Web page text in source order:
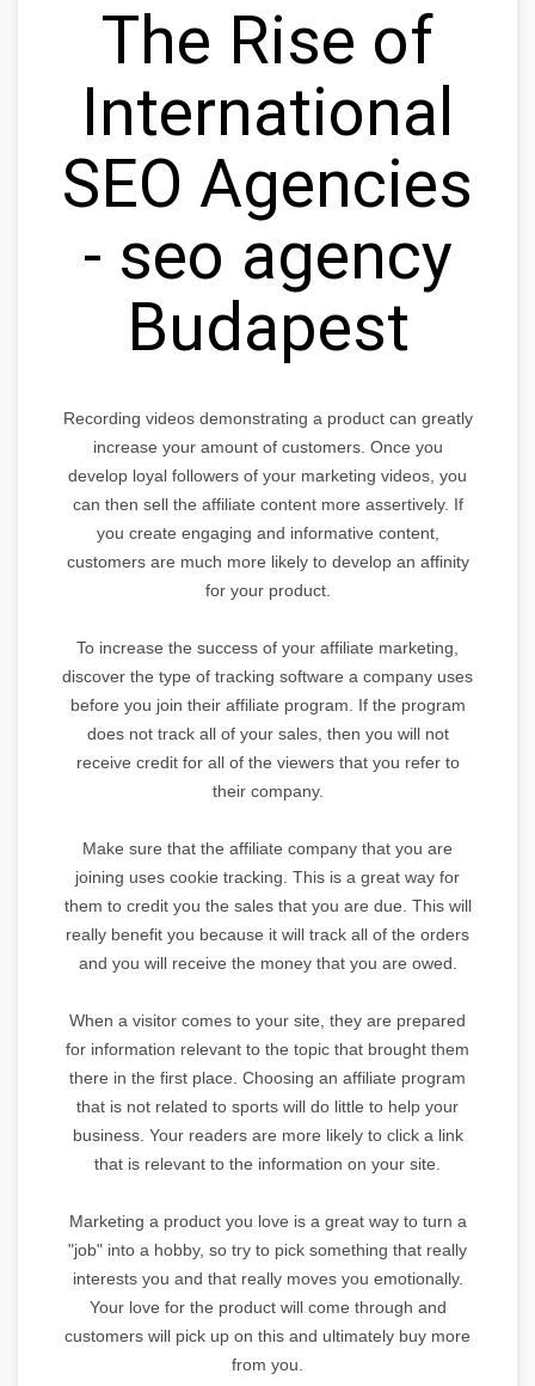
The Rise of
International
SEO Agencies
- seo agency
Budapest
Recording videos demonstrating a product can greatly
increase your amount of customers. Once you
develop loyal followers of your marketing videos, you
can then sell the affiliate content more assertively. If
you create engaging and informative content,
customers are much more likely to develop an affinity
for your product.
To increase the success of your affiliate marketing,
discover the type of tracking software a company uses
before you join their affiliate program. If the program
does not track all of your sales, then you will not
receive credit for all of the viewers that you refer to
their company.
Make sure that the affiliate company that you are
joining uses cookie tracking. This is a great way for
them to credit you the sales that you are due. This will
really benefit you because it will track all of the orders
and you will receive the money that you are owed.
When a visitor comes to your site, they are prepared
for information relevant to the topic that brought them
there in the first place. Choosing an affiliate program
that is not related to sports will do little to help your
business. Your readers are more likely to click a link
that is relevant to the information on your site.
Marketing a product you love is a great way to turn a
"job" into a hobby, so try to pick something that really
interests you and that really moves you emotionally.
Your love for the product will come through and
customers will pick up on this and ultimately buy more
from you.